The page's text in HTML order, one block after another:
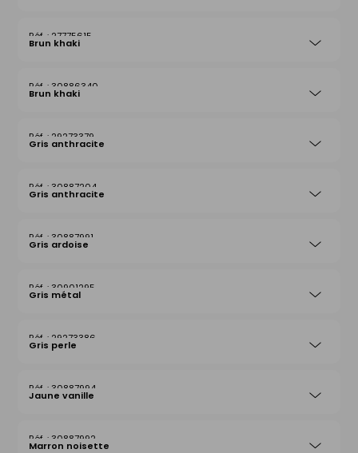
27775615
Brun khaki
30886340
Brun khaki
29273379
Gris anthracite
30887204
Gris anthracite
30887991
Gris ardoise
30901295
Gris métal
29273386
Gris perle
30887994
Jaune vanille
30887992
Marron noisette